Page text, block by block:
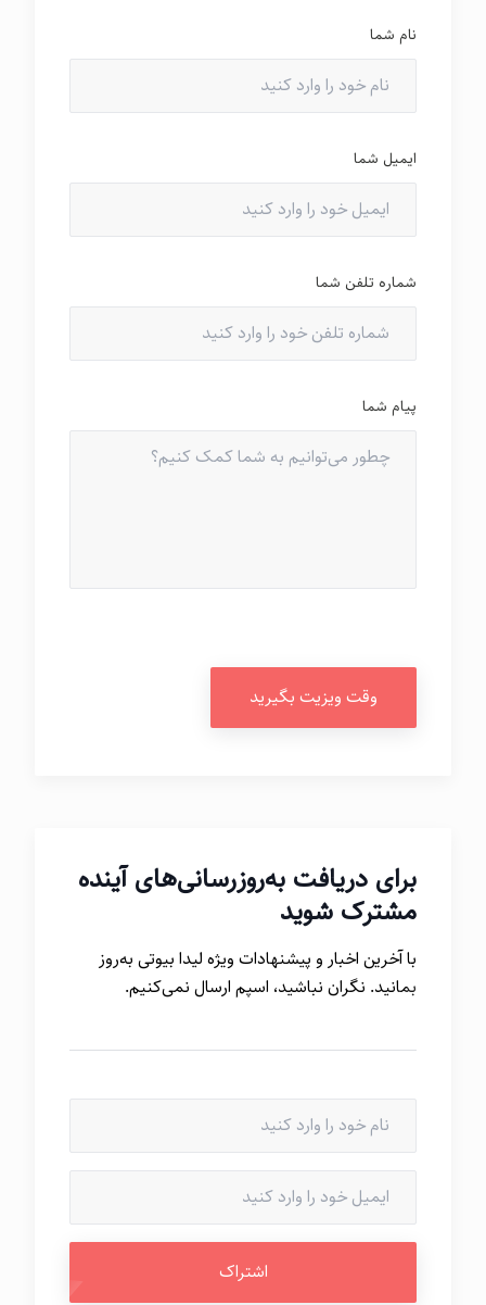
نام شما
ایمیل شما
شماره تلفن شما
پیام شما
وقت ویزیت بگیرید
برای دریافت به‌روزرسانی‌های آینده
مشترک شوید
با آخرین اخبار و پیشنهادات ویژه لیدا بیوتی به‌روز
بمانید. نگران نباشید، اسپم ارسال نمی‌کنیم.